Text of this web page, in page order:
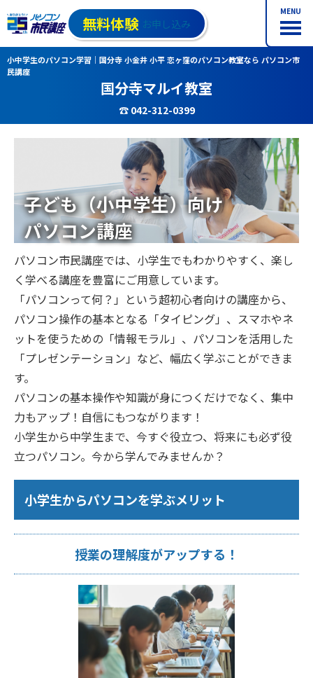
MENU
無料体験 お申し込み
小中学生のパソコン学習｜国分寺 小金井 小平 恋ヶ窪のパソコン教室なら パソコン市
民講座
国分寺マルイ教室
☎ 042-312-0399
子ども（小中学生）向け
パソコン講座
パソコン市民講座では、小学生でもわかりやすく、楽し
く学べる講座を豊富にご用意しています。
「パソコンって何？」という超初心者向けの講座から、
パソコン操作の基本となる「タイピング」、スマホやネ
ットを使うための「情報モラル」、パソコンを活用した
「プレゼンテーション」など、幅広く学ぶことができま
す。
パソコンの基本操作や知識が身につくだけでなく、集中
力もアップ！自信にもつながります！
小学生から中学生まで、今すぐ役立つ、将来にも必ず役
立つパソコン。今から学んでみませんか？
小学生からパソコンを学ぶメリット
授業の理解度がアップする！